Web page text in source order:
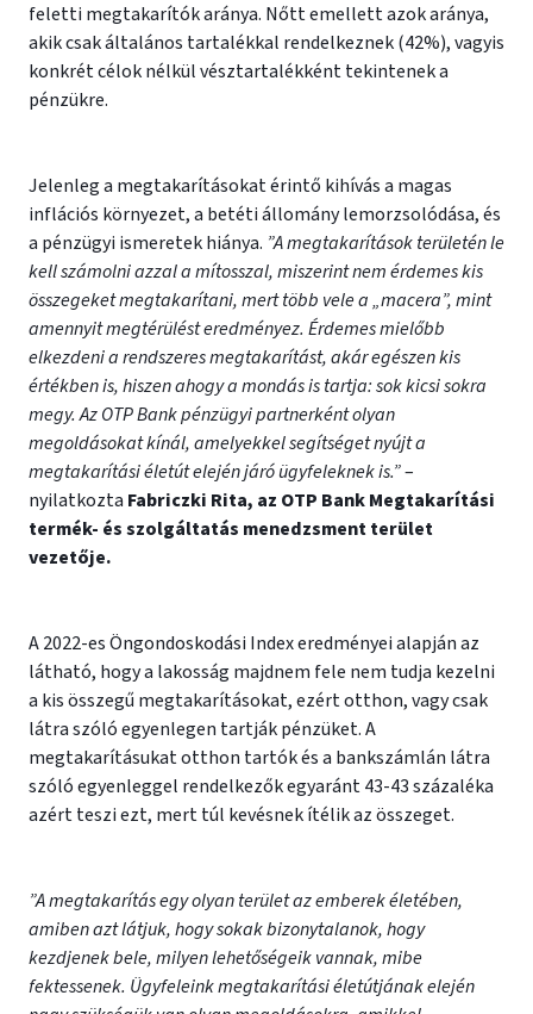
feletti megtakarítók aránya. Nőtt emellett azok aránya,
akik csak általános tartalékkal rendelkeznek (42%), vagyis
konkrét célok nélkül vésztartalékként tekintenek a
pénzükre.
Jelenleg a megtakarításokat érintő kihívás a magas
inflációs környezet, a betéti állomány lemorzsolódása, és
a pénzügyi ismeretek hiánya. ”A megtakarítások területén le
kell számolni azzal a mítosszal, miszerint nem érdemes kis
összegeket megtakarítani, mert több vele a „macera”, mint
amennyit megtérülést eredményez. Érdemes mielőbb
elkezdeni a rendszeres megtakarítást, akár egészen kis
értékben is, hiszen ahogy a mondás is tartja: sok kicsi sokra
megy. Az OTP Bank pénzügyi partnerként olyan
megoldásokat kínál, amelyekkel segítséget nyújt a
megtakarítási életút elején járó ügyfeleknek is.”–
nyilatkozta Fabriczki Rita, az OTP Bank Megtakarítási
termék- és szolgáltatás menedzsment terület
vezetője.
A 2022-es Öngondoskodási Index eredményei alapján az
látható, hogy a lakosság majdnem fele nem tudja kezelni
a kis összegű megtakarításokat, ezért otthon, vagy csak
látra szóló egyenlegen tartják pénzüket. A
megtakarításukat otthon tartók és a bankszámlán látra
szóló egyenleggel rendelkezők egyaránt 43-43 százaléka
azért teszi ezt, mert túl kevésnek ítélik az összeget.
”A megtakarítás egy olyan terület az emberek életében,
amiben azt látjuk, hogy sokak bizonytalanok, hogy
kezdjenek bele, milyen lehetőségeik vannak, mibe
fektessenek. Ügyfeleink megtakarítási életútjának elején